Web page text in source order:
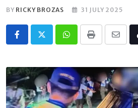
BY RICKY BROZAS 31 JULY 2025
Whatsapp
Print
Share
Email